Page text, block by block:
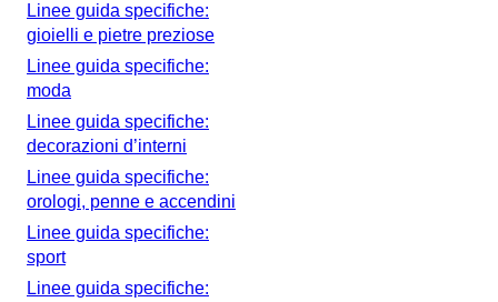
numero identificativo LUCID nel campo dedicato al numero
LUCID tedesco nel tuo profilo venditore. Verificheremo
regolarmente la conformità nel tempo.
Linee guida specifiche:
gioielli e pietre preziose
Linee guida specifiche:
moda
Linee guida specifiche:
decorazioni d’interni
Linee guida specifiche:
orologi, penne e accendini
Linee guida specifiche:
sport
Linee guida specifiche: